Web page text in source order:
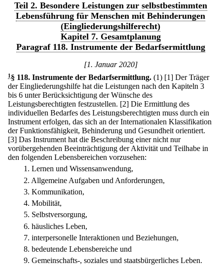
Teil 2. Besondere Leistungen zur selbstbestimmten
Lebensführung für Menschen mit Behinderungen
(Eingliederungshilferecht)
Kapitel 7. Gesamtplanung
Paragraf 118. Instrumente der Bedarfsermittlung
[1. Januar 2020]
1 § 118. Instrumente der Bedarfsermittlung. (1) [1] Der Träger
der Eingliederungshilfe hat die Leistungen nach den Kapiteln 3
bis 6 unter Berücksichtigung der Wünsche des
Leistungsberechtigten festzustellen. [2] Die Ermittlung des
individuellen Bedarfes des Leistungsberechtigten muss durch ein
Instrument erfolgen, das sich an der Internationalen Klassifikation
der Funktionsfähigkeit, Behinderung und Gesundheit orientiert.
[3] Das Instrument hat die Beschreibung einer nicht nur
vorübergehenden Beeinträchtigung der Aktivität und Teilhabe in
den folgenden Lebensbereichen vorzusehen:
1. Lernen und Wissensanwendung,
2. Allgemeine Aufgaben und Anforderungen,
3. Kommunikation,
4. Mobilität,
5. Selbstversorgung,
6. häusliches Leben,
7. interpersonelle Interaktionen und Beziehungen,
8. bedeutende Lebensbereiche und
9. Gemeinschafts-, soziales und staatsbürgerliches Leben.